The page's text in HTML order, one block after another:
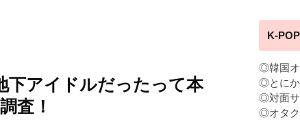
下アイドルだったって本
査！
K-
◎韓国オ
◎とにか
◎対面サ
◎オタク